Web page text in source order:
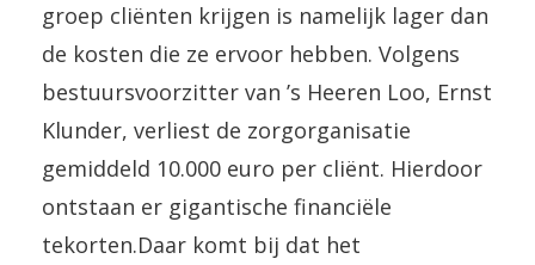
groep cliënten krijgen is namelijk lager dan
de kosten die ze ervoor hebben. Volgens
bestuursvoorzitter van ’s Heeren Loo, Ernst
Klunder, verliest de zorgorganisatie
gemiddeld 10.000 euro per cliënt. Hierdoor
ontstaan er gigantische financiële
tekorten.Daar komt bij dat het